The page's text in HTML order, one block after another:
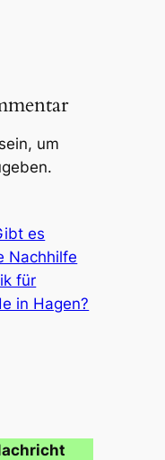
um
es
Nachhilfe
für
in Hagen?